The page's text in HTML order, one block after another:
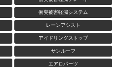
衝突被害軽減システム
レーンアシスト
アイドリングストップ
サンルーフ
エアロパーツ